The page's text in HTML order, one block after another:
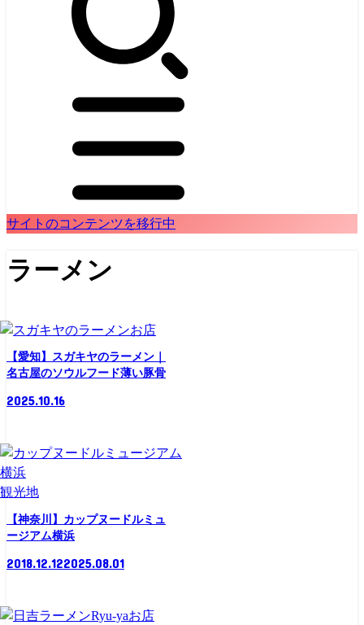
サイトのコンテンツを移行中
ラーメン
お店
【愛知】スガキヤのラーメン｜
名古屋のソウルフード薄い豚骨
2025.10.16
観光地
【神奈川】カップヌードルミュ
ージアム横浜
2018.12.122025.08.01
お店